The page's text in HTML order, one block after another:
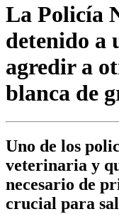
La Policía
detenido a
agredir a
blanca de
Uno de los
veterinaria y
necesario de
crucial para